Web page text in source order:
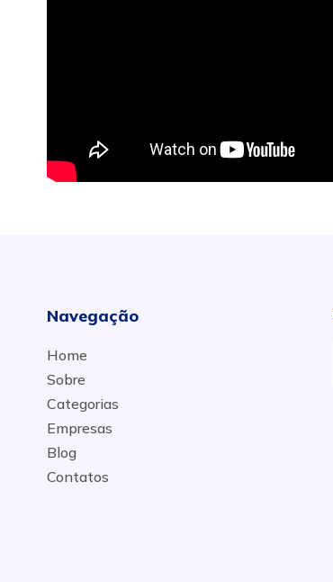
Navegação
Home
Sobre
Categorias
Empresas
Blog
Contatos